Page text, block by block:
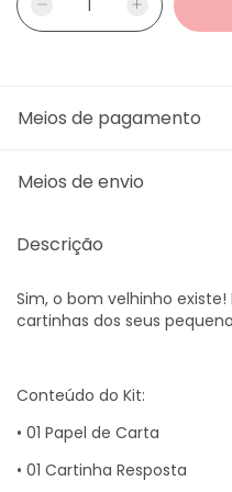
Meios de pagamento
Meios de envio
Descrição
Sim, o bom velhinho
cartinhas dos seus
Conteúdo do Kit:
• 01 Papel de Carta
• 01 Cartinha Resposta